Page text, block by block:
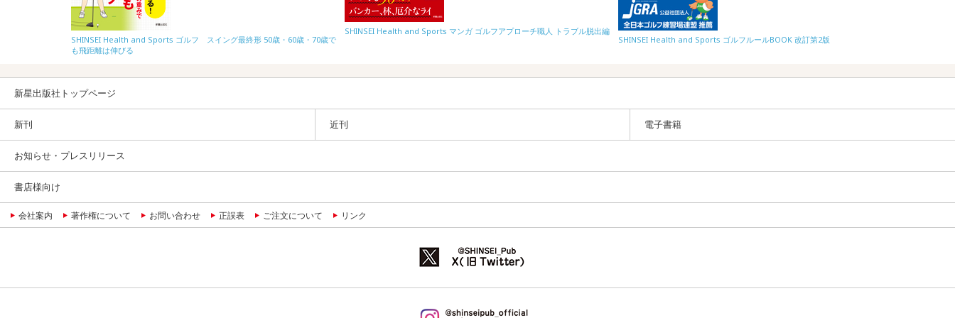
SHINSEI Health and Sports ゴルフ スイング最終形 50歳・60歳・70歳で
も飛距離は伸びる
SHINSEI Health and Sports マンガ ゴルフアプローチ職人 トラブル脱出編
SHINSEI Health and Sports ゴルフルールBOOK 改訂第2版
新星出版社トップページ
新刊 近刊 電子書籍
お知らせ・プレスリリース
書店様向け
会社案内 著作権について お問い合わせ 正誤表 ご注文について リンク